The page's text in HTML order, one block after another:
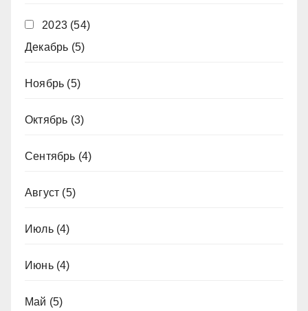
2023 (54)
Декабрь (5)
Ноябрь (5)
Октябрь (3)
Сентябрь (4)
Август (5)
Июль(4)
Июнь(4)
Май (5)